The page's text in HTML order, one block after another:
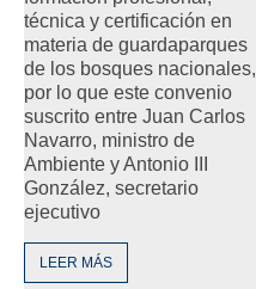
técnica y certificación en
materia de guardaparques
de los bosques nacionales,
por lo que este convenio
suscrito entre Juan Carlos
Navarro, ministro de
Ambiente y Antonio III
González, secretario
ejecutivo
LEER MÁS